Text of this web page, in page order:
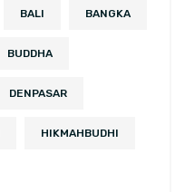
BALI BANGKA
BUDDHA
DENPASAR
HIKMAHBUDHI